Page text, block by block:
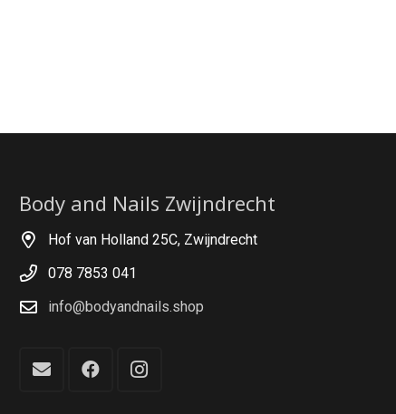
Body and Nails Zwijndrecht
Hof van Holland 25C, Zwijndrecht
078 7853 041
info@bodyandnails.shop